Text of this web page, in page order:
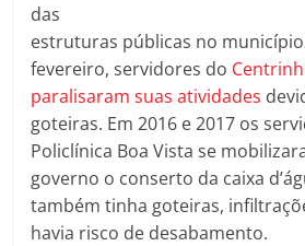
das
estruturas públicas no
fevereiro, servidores do
paralisaram suas atividades
goteiras. Em 2016 e 2017 os
Policlínica Boa Vista se
governo o conserto da caixa
também tinha goteiras,
havia risco de desabamento.